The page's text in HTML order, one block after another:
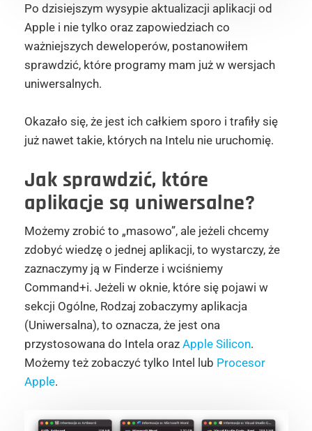
Po dzisiejszym wysypie aktualizacji aplikacji od
Apple i nie tylko oraz zapowiedziach co
ważniejszych deweloperów, postanowiłem
sprawdzić, które programy mam już w wersjach
uniwersalnych.
Okazało się, że jest ich całkiem sporo i trafiły się
już nawet takie, których na Intelu nie uruchomię.
Jak sprawdzić, które
aplikacje są uniwersalne?
Możemy zrobić to „masowo”, ale jeżeli chcemy
zdobyć wiedzę o jednej aplikacji, to wystarczy, że
zaznaczymy ją w Finderze i wciśniemy
Command+i. Jeżeli w oknie, które się pojawi w
sekcji Ogólne, Rodzaj zobaczymy aplikacja
(Uniwersalna), to oznacza, że jest ona
przystosowana do Intela oraz Apple Silicon.
Możemy też zobaczyć tylko Intel lub Procesor
Apple.